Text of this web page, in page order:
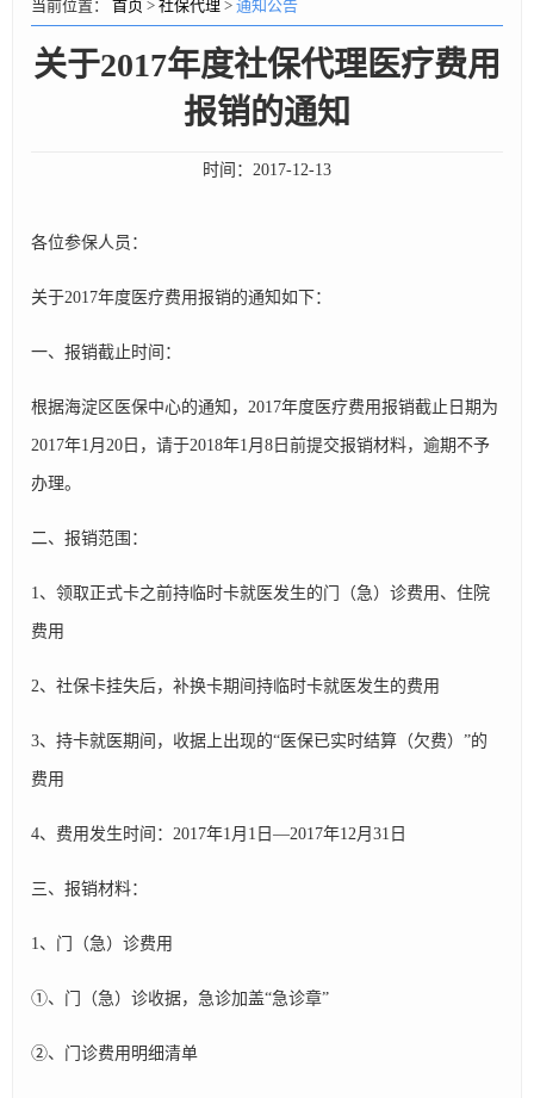
当前位置： 首页 > 社保代理 > 通知公告
关于2017年度社保代理医疗费用
报销的通知
时间： 2017-12-13
各位参保人员：
关于2017年度医疗费用报销的通知如下：
一、报销截止时间：
根据海淀区医保中心的通知，2017年度医疗费用报销截止日期为
2017年1月20日，请于2018年1月8日前提交报销材料，逾期不予
办理。
二、报销范围：
1、领取正式卡之前持临时卡就医发生的门（急）诊费用、住院
费用
2、社保卡挂失后，补换卡期间持临时卡就医发生的费用
3、持卡就医期间，收据上出现的“医保已实时结算（欠费）”的
费用
4、费用发生时间：2017年1月1日—2017年12月31日
三、报销材料：
1、门（急）诊费用
①、门（急）诊收据，急诊加盖“急诊章”
②、门诊费用明细清单